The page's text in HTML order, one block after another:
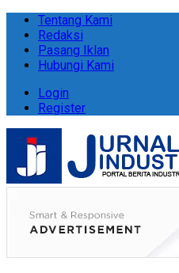
Tentang Kami
Redaksi
Pasang Iklan
Hubungi Kami
Login
Register